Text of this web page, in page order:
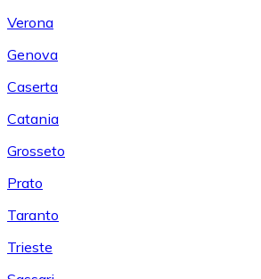
Verona
Genova
Caserta
Catania
Grosseto
Prato
Taranto
Trieste